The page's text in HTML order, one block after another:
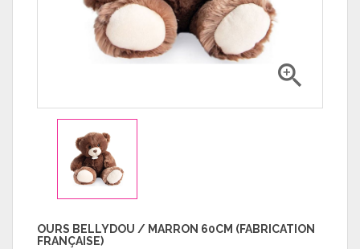

OURS BELLYDOU / MARRON 60CM (FABRICATION
FRANÇAISE)